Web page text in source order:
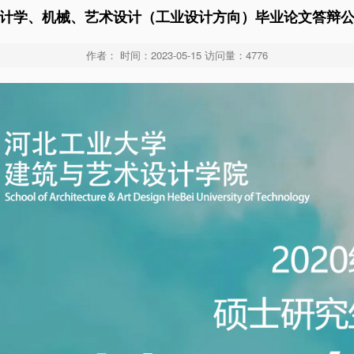
学、机械、艺术设计（工业设计方向）毕业论文答辩
作者： 时间：2023-05-15 访问量： 4776